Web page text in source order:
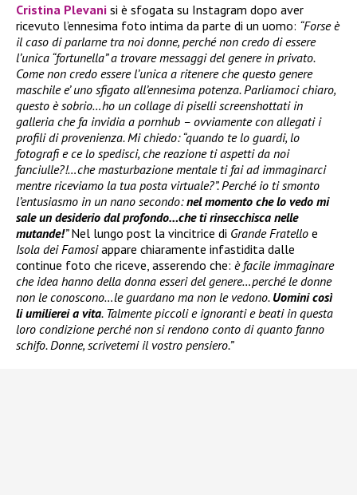
Cristina Plevani si è sfogata su Instagram dopo aver
ricevuto l’ennesima foto intima da parte di un uomo: “Forse è
il caso di parlarne tra noi donne, perché non credo di essere
l’unica “fortunella” a trovare messaggi del genere in privato.
Come non credo essere l’unica a ritenere che questo genere
maschile e’ uno sfigato all’ennesima potenza. Parliamoci chiaro,
questo è sobrio…ho un collage di piselli screenshottati in
galleria che fa invidia a pornhub – ovviamente con allegati i
profili di provenienza. Mi chiedo: “quando te lo guardi, lo
fotografi e ce lo spedisci, che reazione ti aspetti da noi
fanciulle?!…che masturbazione mentale ti fai ad immaginarci
mentre riceviamo la tua posta virtuale?”. Perché io ti smonto
l’entusiasmo in un nano secondo:nel momento che lo vedo mi
sale un desiderio dal profondo…che ti rinsecchisca nelle
mutande!”Nel lungo post la vincitrice di Grande Fratello e
Isola dei Famosiappare chiaramente infastidita dalle
continue foto che riceve, asserendo che: è facile immaginare
che idea hanno della donna esseri del genere…perché le donne
non le conoscono…le guardano ma non le vedono. Uomini così
li umilierei a vita. Talmente piccoli e ignoranti e beati in questa
loro condizione perché non si rendono conto di quanto fanno
schifo. Donne, scrivetemi il vostro pensiero.”